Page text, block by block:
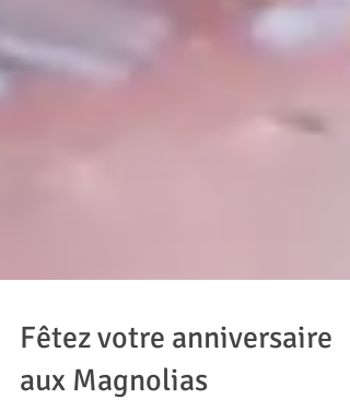
Fêtez votre anniversaire